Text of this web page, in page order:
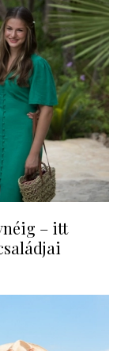
– itt